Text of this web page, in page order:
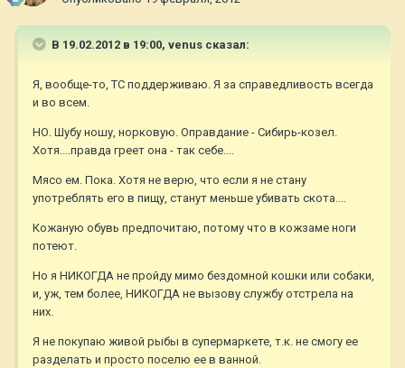
В 19.02.2012 в 19:00, venus сказал:
Я, вообще-то, ТС поддерживаю. Я за справедливость всегда
и во всем.
НО. Шубу ношу, норковую. Оправдание - Сибирь-козел.
Хотя....правда греет она - так себе....
Мясо ем. Пока. Хотя не верю, что если я не стану
употреблять его в пищу, станут меньше убивать скота....
Кожаную обувь предпочитаю, потому что в кожзаме ноги
потеют.
Но я НИКОГДА не пройду мимо бездомной кошки или собаки,
и, уж, тем более, НИКОГДА не вызову службу отстрела на
них.
Я не покупаю живой рыбы в супермаркете, т.к. не смогу ее
разделать и просто поселю ее в ванной.